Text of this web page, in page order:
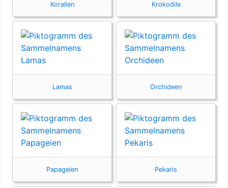
Korallen Krokodile
Lamas Orchideen
Papageien Pekaris